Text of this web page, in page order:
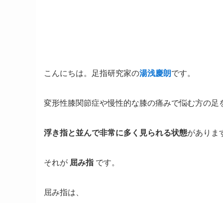
こんにちは。足指研究家の湯浅慶朗です。
変形性膝関節症や慢性的な膝の痛みで悩む方の足
浮き指と並んで非常に多く見られる状態がありま
それが 屈み指 です。
屈み指は、